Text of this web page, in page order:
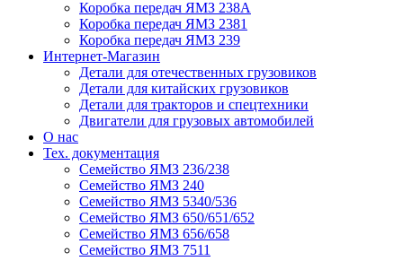
Коробка передач ЯМЗ 238А
Коробка передач ЯМЗ 2381
Коробка передач ЯМЗ 239
Интернет-Магазин
Детали для отечественных грузовиков
Детали для китайских грузовиков
Детали для тракторов и спецтехники
Двигатели для грузовых автомобилей
О нас
Тех. документация
Семейство ЯМЗ 236/238
Семейство ЯМЗ 240
Семейство ЯМЗ 5340/536
Семейство ЯМЗ 650/651/652
Семейство ЯМЗ 656/658
Семейство ЯМЗ 7511